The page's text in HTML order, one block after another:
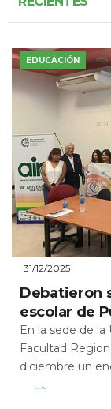
EDUCACIÓN
31/12/2025
Debatieron
escolar de
En la sede de
Facultad
diciembre un
Leer Más